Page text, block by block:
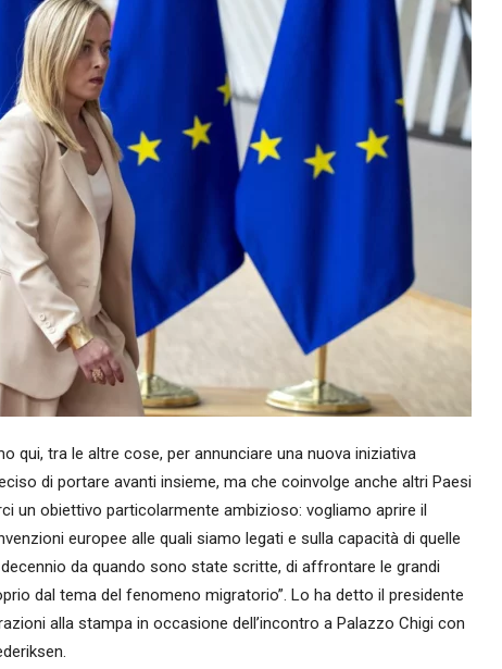
qui, tra le altre cose, per annunciare una nuova iniziativa
di portare avanti insieme, ma che coinvolge anche altri Paesi
un obiettivo particolarmente ambizioso: vogliamo aprire il
europee alle quali siamo legati e sulla capacità di quelle
da quando sono state scritte, di affrontare le grandi
dal tema del fenomeno migratorio”. Lo ha detto il presidente
alla stampa in occasione dell’incontro a Palazzo Chigi con